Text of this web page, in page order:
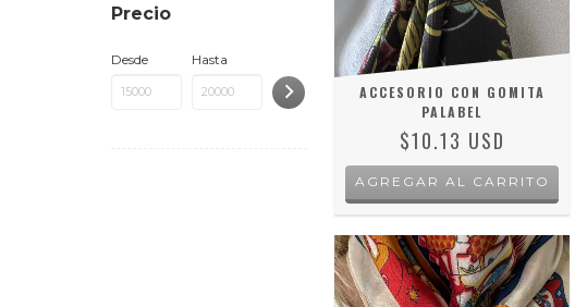
Precio
Desde Hasta
ACCESORIO CON GOMITA
PALABEL
$10.13 USD